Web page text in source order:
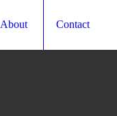
About Contact